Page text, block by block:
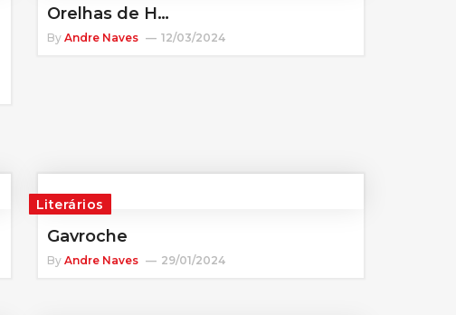
Orelhas de H…
By Andre Naves 12/03/2024
Literários
Gavroche
By Andre Naves 29/01/2024